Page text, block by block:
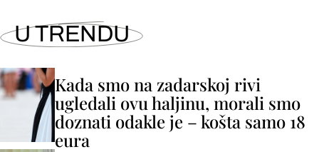
U TRENDU
Kada smo na zadarskoj rivi
ugledali ovu haljinu, morali smo
doznati odakle je – košta samo 18
eura